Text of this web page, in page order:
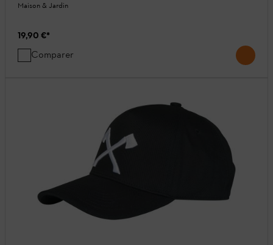
Maison & Jardin
19,90 €*
Comparer